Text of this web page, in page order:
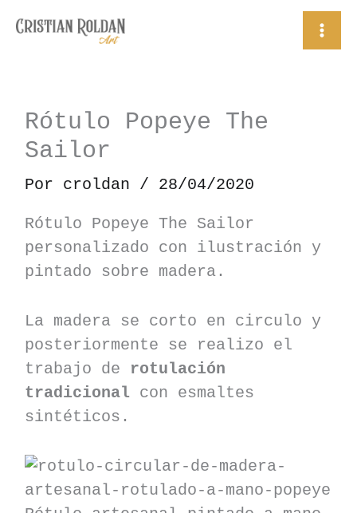
al
Rótulo Popeye The
Sailor
Por croldan / 28/04/2020
Rótulo Popeye The Sailor
personalizado con ilustración y
pintado sobre madera.
La madera se corto en circulo y
posteriormente se realizo el
trabajo de rotulación
tradicionalcon esmaltes
sintéticos.